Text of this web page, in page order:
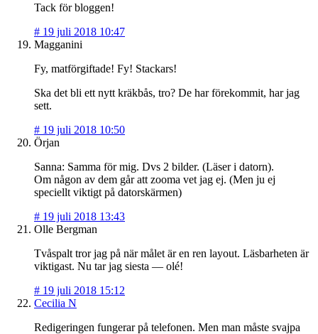
Tack för bloggen!
# 19 juli 2018 10:47
Magganini
Fy, matförgiftade! Fy! Stackars!
Ska det bli ett nytt kräkbås, tro? De har förekommit, har jag
sett.
# 19 juli 2018 10:50
Örjan
Sanna: Samma för mig. Dvs 2 bilder. (Läser i datorn).
Om någon av dem går att zooma vet jag ej. (Men ju ej
speciellt viktigt på datorskärmen)
# 19 juli 2018 13:43
Olle Bergman
Tvåspalt tror jag på när målet är en ren layout. Läsbarheten är
viktigast. Nu tar jag siesta — olé!
# 19 juli 2018 15:12
Cecilia N
Redigeringen fungerar på telefonen. Men man måste svajpa